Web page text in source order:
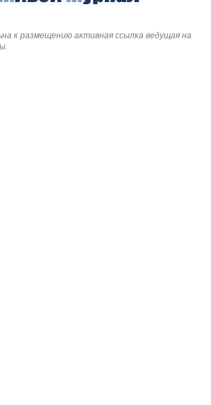
137 руб.
к размещению активная ссылка ведущая на